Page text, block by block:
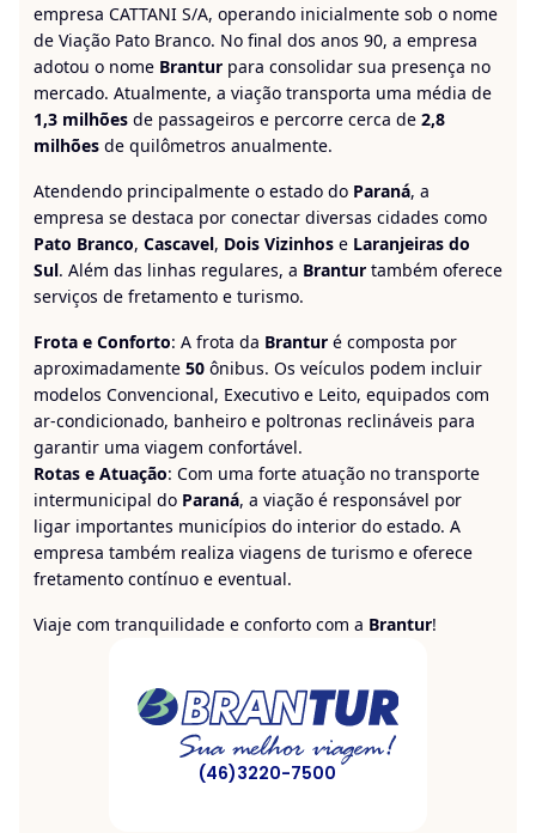
empresa CATTANI S/A, operando inicialmente sob o nome
de Viação Pato Branco. No final dos anos 90, a empresa
adotou o nome Brantur para consolidar sua presença no
mercado. Atualmente, a viação transporta uma média de
1,3 milhões de passageiros e percorre cerca de 2,8
milhões de quilômetros anualmente.
Atendendo principalmente o estado do Paraná, a
empresa se destaca por conectar diversas cidades como
Pato Branco, Cascavel, Dois Vizinhos e Laranjeiras do
Sul. Além das linhas regulares, a Brantur também oferece
serviços de fretamento e turismo.
Frota e Conforto: A frota da Brantur é composta por
aproximadamente 50 ônibus. Os veículos podem incluir
modelos Convencional, Executivo e Leito, equipados com
ar-condicionado, banheiro e poltronas reclináveis para
garantir uma viagem confortável.
Rotas e Atuação: Com uma forte atuação no transporte
intermunicipal do Paraná, a viação é responsável por
ligar importantes municípios do interior do estado. A
empresa também realiza viagens de turismo e oferece
fretamento contínuo e eventual.
Viaje com tranquilidade e conforto com a Brantur!
(46)3220-7500